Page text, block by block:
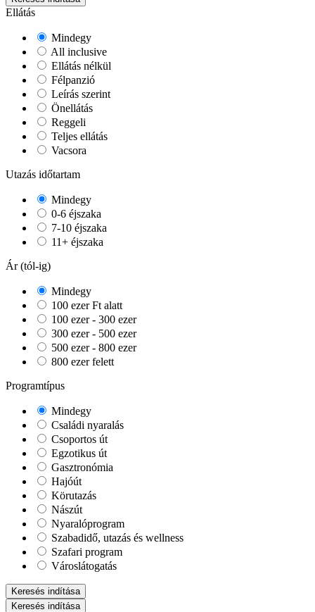
Ellátás
Mindegy
All inclusive
Ellátás nélkül
Félpanzió
Leírás szerint
Önellátás
Reggeli
Teljes ellátás
Vacsora
Utazás időtartam
Mindegy
0-6 éjszaka
7-10 éjszaka
11+ éjszaka
Ár (tól-ig)
Mindegy
100 ezer Ft alatt
100 ezer - 300 ezer
300 ezer - 500 ezer
500 ezer - 800 ezer
800 ezer felett
Programtípus
Mindegy
Családi nyaralás
Csoportos út
Egzotikus út
Gasztronómia
Hajóút
Körutazás
Nászút
Nyaralóprogram
Szabadidő, utazás és wellness
Szafari program
Városlátogatás
Keresés indítása
Keresés indítása